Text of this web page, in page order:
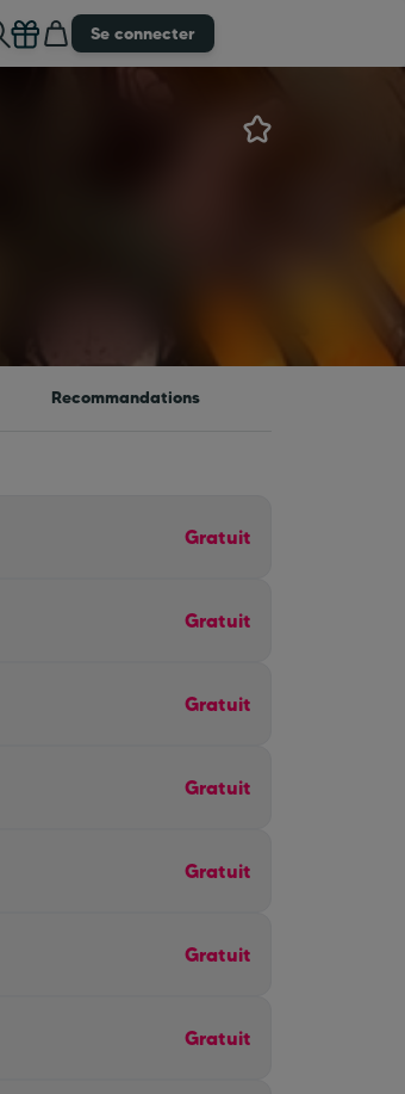
Se connecter
Recommandations
Gratuit
Gratuit
Gratuit
Gratuit
Gratuit
Gratuit
Gratuit